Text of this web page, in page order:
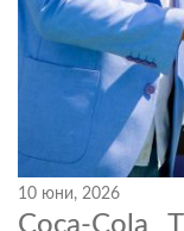
10 юни, 2026
Coca-Cola